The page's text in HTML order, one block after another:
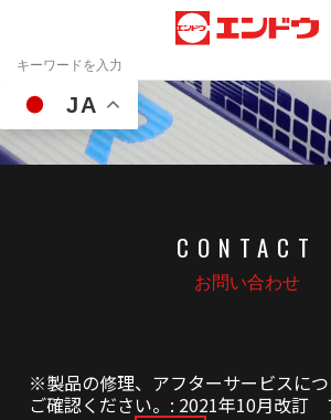
JA
CONTACT
お問い合わせ
※製品の修理、アフターサービスに
ご確認ください。: 2021年10月改訂